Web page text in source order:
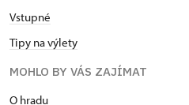
Vstupné
Tipy na výlety
MOHLO BY VÁS ZAJÍMAT
O hradu